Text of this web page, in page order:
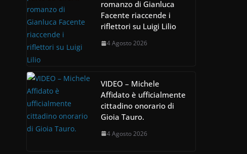
romanzo di Gianluca
Facente riaccende i
riflettori su Luigi Lilio
4 Agosto 2026
VIDEO – Michele
Affidato è ufficialmente
cittadino onorario di
Gioia Tauro.
4 Agosto 2026